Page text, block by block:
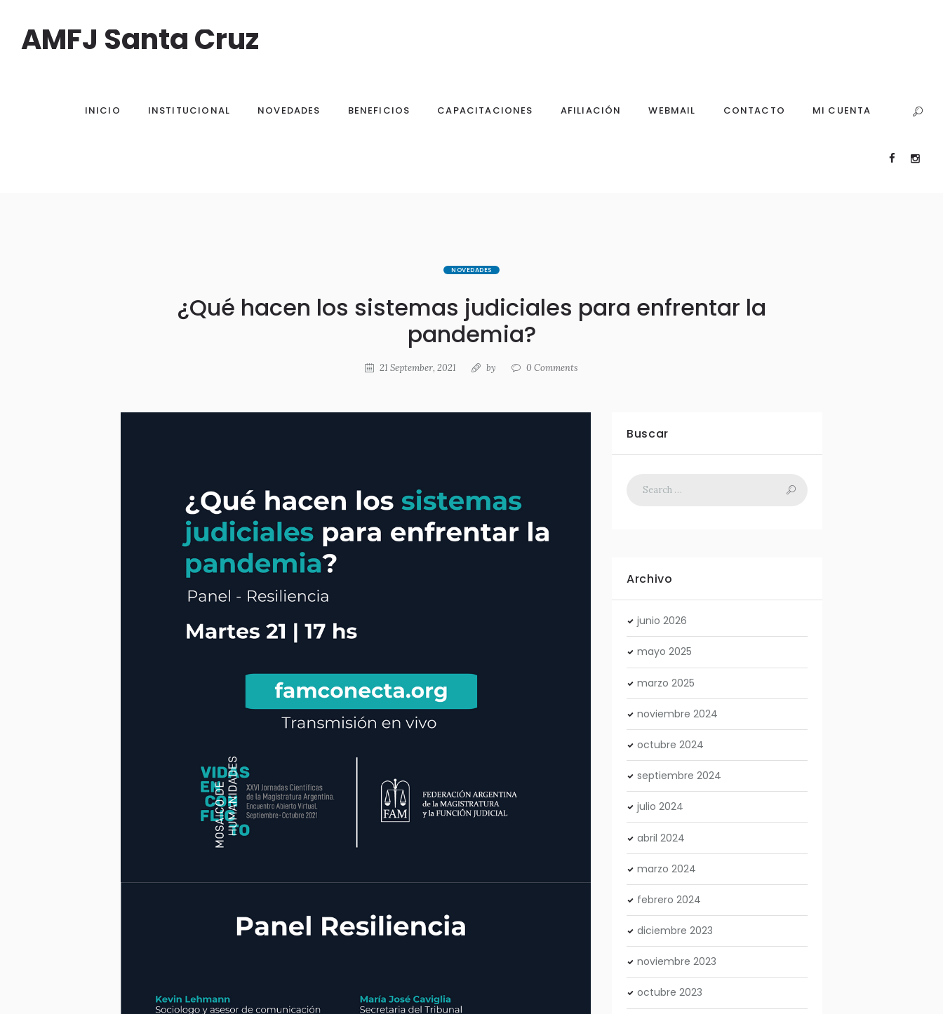
AMFJ Santa Cruz
INICIO INSTITUCIONAL NOVEDADES BENEFICIOS CAPACITACIONES AFILIACIÓN WEBMAIL CONTACTO MI CUENTA
NOVEDADES
¿Qué hacen los sistemas judiciales para enfrentar la
pandemia?
21 September, 2021 by 0 Comments
Buscar
Archivo
junio2026
mayo2025
marzo2025
noviembre2024
octubre2024
septiembre2024
julio2024
abril2024
marzo2024
febrero2024
diciembre2023
noviembre2023
octubre2023